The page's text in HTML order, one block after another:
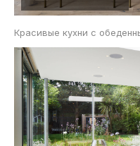
Красивые кухни с